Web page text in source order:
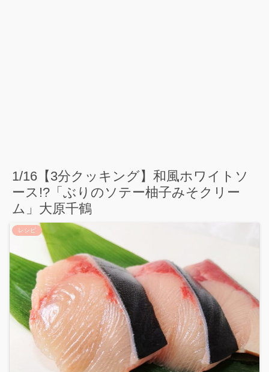
1/16【3分クッキング】和風ホワイトソ
ース!?「ぶりのソテー柚子みそクリー
ム」大原千鶴
レシピ